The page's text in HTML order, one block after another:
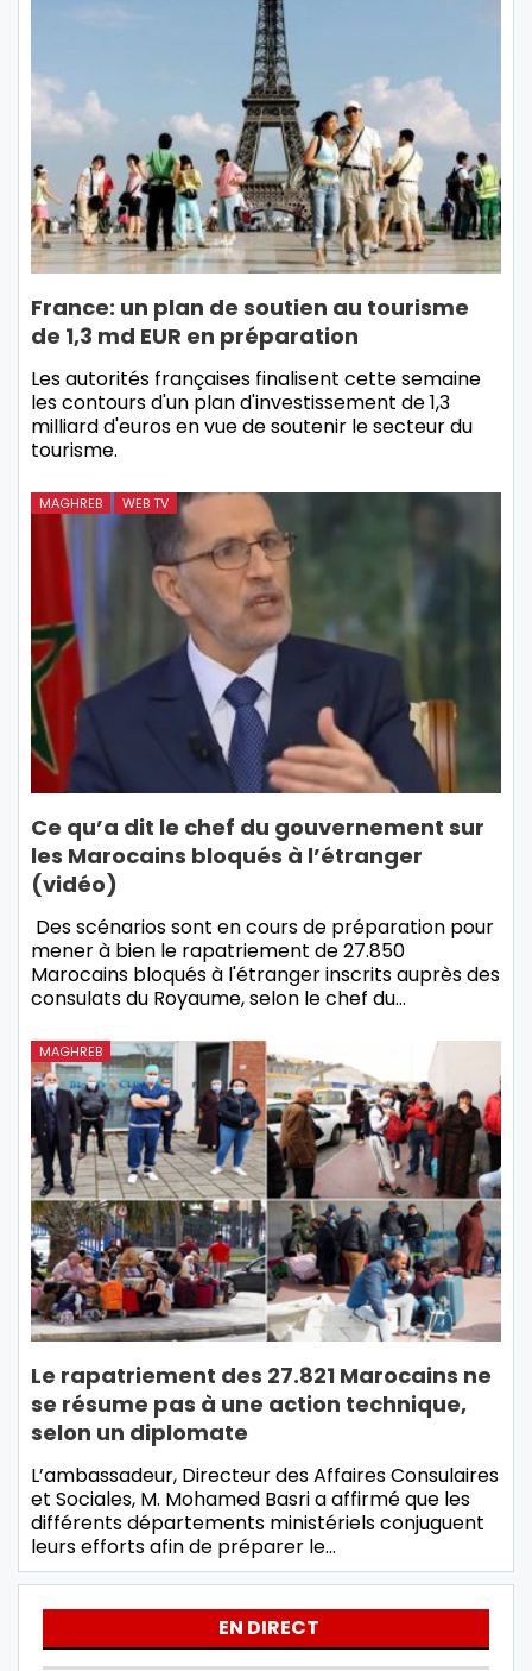
France: un plan de soutien au tourisme
de 1,3 md EUR en préparation
Les autorités françaises finalisent cette semaine
les contours d'un plan d'investissement de 1,3
milliard d'euros en vue de soutenir le secteur du
tourisme.
MAGHREB WEB TV
Ce qu’a dit le chef du gouvernement sur
les Marocains bloqués à l’étranger
(vidéo)
Des scénarios sont en cours de préparation pour
mener à bien le rapatriement de 27.850
Marocains bloqués à l'étranger inscrits auprès des
consulats du Royaume, selon le chef du…
MAGHREB
Le rapatriement des 27.821 Marocains ne
se résume pas à une action technique,
selon un diplomate
L’ambassadeur, Directeur des Affaires Consulaires
et Sociales, M. Mohamed Basri a affirmé que les
différents départements ministériels conjuguent
leurs efforts afin de préparer le…
EN DIRECT